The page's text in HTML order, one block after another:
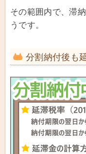
その範囲内で、滞
うです。
分割納付後も